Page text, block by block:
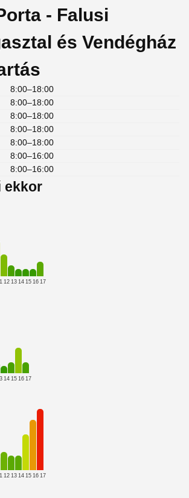
- Falusi
és Vendégház
8:00–18:00
8:00–18:00
8:00–18:00
8:00–18:00
8:00–18:00
8:00–16:00
8:00–16:00
ekkor
12 13 14 15 16 17
14 15 16 17
12 13 14 15 16 17